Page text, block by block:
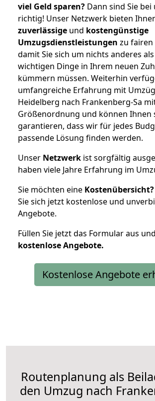
viel Geld sparen? Dann sind Sie bei
richtig! Unser Netzwerk bieten
zuverlässige und kostengünstige
Umzugsdienstleistungen zu fairen
damit Sie sich um nichts anderes
wichtigen Dinge in Ihrem neuen
kümmern müssen. Weiterhin
umfangreiche Erfahrung mit
Heidelberg nach Frankenberg-Sa
Größenordnung und können Ihnen
garantieren, dass wir für jedes
passende Lösung finden werden.
Unser Netzwerk ist sorgfältig
haben viele Jahre Erfahrung im
Sie möchten eine Kostenübersicht?
Sie sich jetzt kostenlose und
Angebote.
Füllen Sie jetzt das Formular aus
kostenloseAngebote.
Kostenlose Angebote
Routenplanung als
den Umzug nach